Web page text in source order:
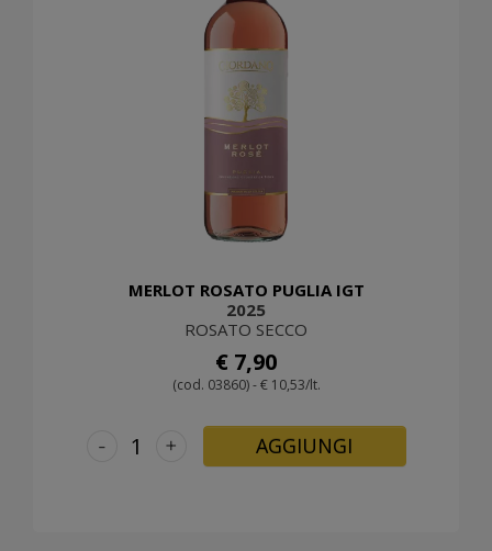
MERLOT ROSATO PUGLIA IGT
2025
ROSATO SECCO
€ 7,90
(cod. 03860) - € 10,53/lt.
+
- AGGIUNGI